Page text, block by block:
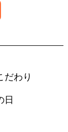
だわり
日